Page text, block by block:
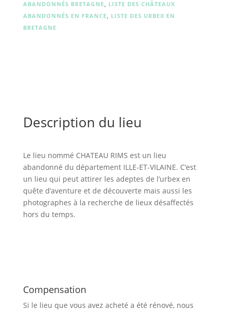
ABANDONNÉS BRETAGNE, LISTE DES CHÂTEAUX
ABANDONNÉS EN FRANCE, LISTE DES URBEX EN
BRETAGNE
Description du lieu
Le lieu nommé CHATEAU RIMS est un lieu
abandonné du département ILLE-ET-VILAINE. C’est
un lieu qui peut attirer les adeptes de l’urbex en
quête d’aventure et de découverte mais aussi les
photographes à la recherche de lieux désaffectés
hors du temps.
Compensation
Si le lieu que vous avez acheté a été rénové, nous